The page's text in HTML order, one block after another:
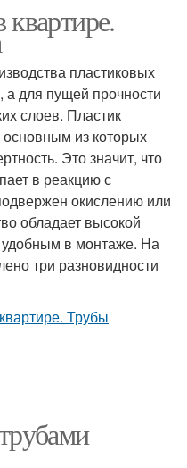
пластиковых
а для пущей прочности
слоев. Пластик
из которых
Это значит, что
в реакцию с
окислению или
обладает высокой
удобным в монтаже. На
три разновидности